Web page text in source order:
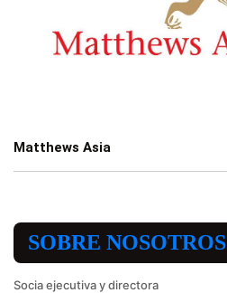
Matthews Asia
SOBRE NOSOTROS
Socia ejecutiva y directora